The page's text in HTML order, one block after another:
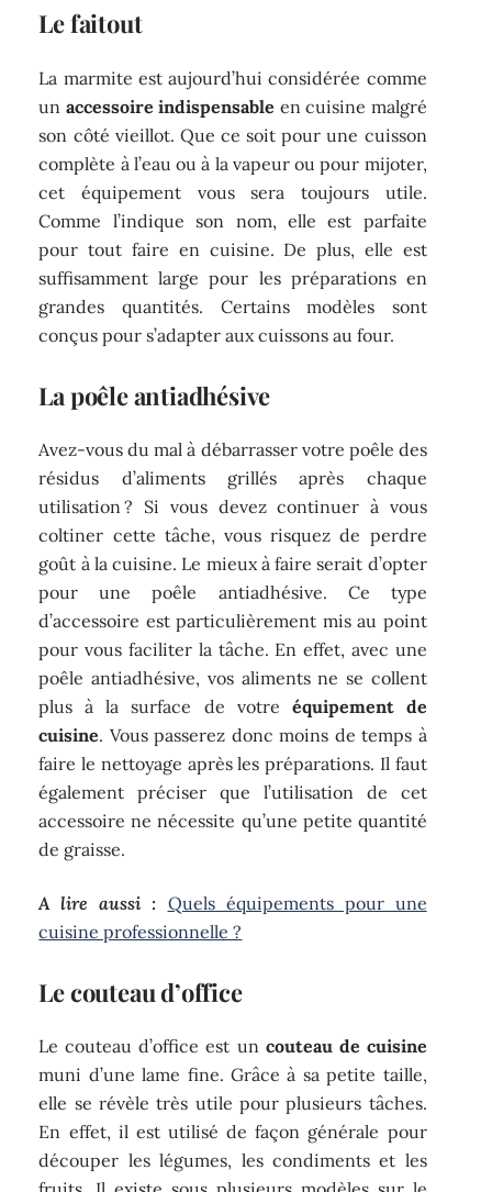
Le faitout
La marmite est aujourd’hui considérée comme
un accessoire indispensable en cuisine malgré
son côté vieillot. Que ce soit pour une cuisson
complète à l’eau ou à la vapeur ou pour mijoter,
cet équipement vous sera toujours utile.
Comme l’indique son nom, elle est parfaite
pour tout faire en cuisine. De plus, elle est
suffisamment large pour les préparations en
grandes quantités. Certains modèles sont
conçus pour s’adapter aux cuissons au four.
La poêle antiadhésive
Avez-vous du mal à débarrasser votre poêle des
résidus d’aliments grillés après chaque
utilisation ? Si vous devez continuer à vous
coltiner cette tâche, vous risquez de perdre
goût à la cuisine. Le mieux à faire serait d’opter
pour une poêle antiadhésive. Ce type
d’accessoire est particulièrement mis au point
pour vous faciliter la tâche. En effet, avec une
poêle antiadhésive, vos aliments ne se collent
plus à la surface de votre équipement de
cuisine. Vous passerez donc moins de temps à
faire le nettoyage après les préparations. Il faut
également préciser que l’utilisation de cet
accessoire ne nécessite qu’une petite quantité
de graisse.
A lire aussi : Quels équipements pour une
cuisine professionnelle ?
Le couteau d’office
Le couteau d’office est un couteau de cuisine
muni d’une lame fine. Grâce à sa petite taille,
elle se révèle très utile pour plusieurs tâches.
En effet, il est utilisé de façon générale pour
découper les légumes, les condiments et les